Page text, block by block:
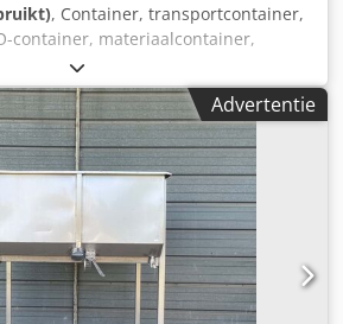
, Container, transportcontainer,
container, materiaalcontainer,
zeecontainer -Stalen container:
materiaalcontainer met verlichting en
Werkbank: met bankschroef -
-elektrische uitrusting: zie foto's -
5940/2330/H2285 mm
-Transportafmetingen:
-Transportgewicht: 2800 kg
Advertentie